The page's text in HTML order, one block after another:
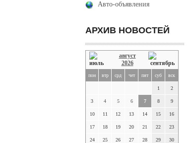
Авто-объявления
АРХИВ НОВОСТЕЙ
август
2026
пон втр срд чет пят суб вск
1 2
3 4 5 6 7 8 9
10 11 12 13 14 15 16
17 18 19 20 21 22 23
24 25 26 27 28 29 30